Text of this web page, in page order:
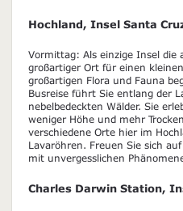
Hochland, Insel Santa
Vormittag: Als einzige Insel die
großartiger Ort für einen
großartigen Flora und Fauna
Busreise führt Sie entlang der
nebelbedeckten Wälder. Sie
weniger Höhe und mehr
verschiedene Orte hier im
Lavaröhren. Freuen Sie sich
mit unvergesslichen
Charles Darwin Station,